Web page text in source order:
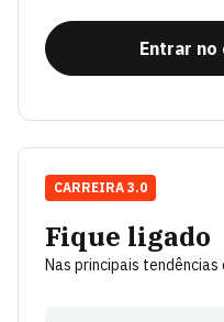
Entrar no
Fique ligado
Nas principais
CARREIRA 3.0